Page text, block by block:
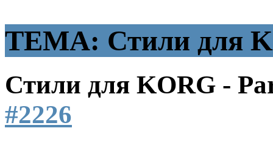
ТЕМА: Стили для
Стили для KORG -
#2226